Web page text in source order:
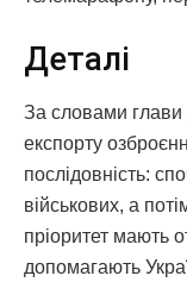
Деталі
За словами глави
експорту
послідовність:
військових, а
пріоритет мають
допомагають